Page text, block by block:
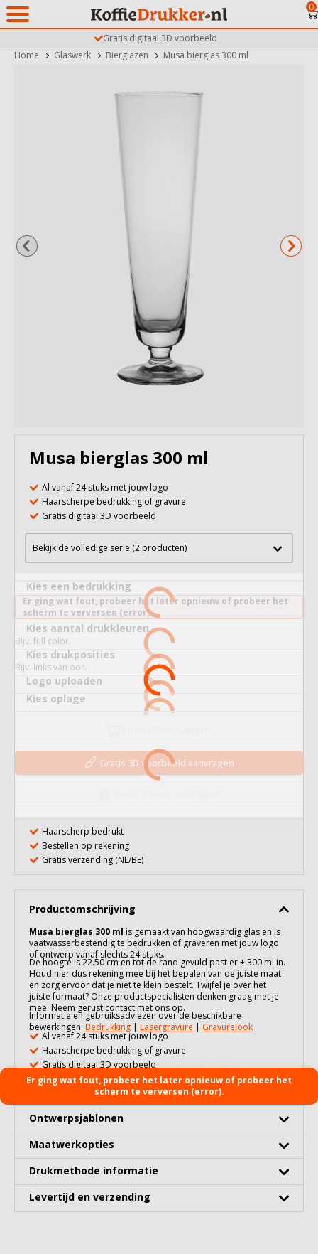
Gratis digitaal 3D voorbeeld
0
Home Glaswerk Bierglazen Musa bierglas 300 ml
Musa bierglas 300 ml
Al vanaf 24 stuks met jouw logo
Haarscherpe bedrukking of gravure
Gratis digitaal 3D voorbeeld
Bekijk de volledige serie (2 producten)
Kies een bedrukking
Er ging wat fout, probeer het later opnieuw of probeer het
scherm te verversen (error).
Kies aantal drukkleuren
Bijv. full color.
Kies drukposities
Bijv. links van oor.
Logo uploaden
Kies oplage
Gratis 3D voorbeeld aanvragen
Haarscherp bedrukt
Bestellen op rekening
Gratis verzending (NL/BE)
Productomschrijving
Musa bierglas 300 ml is gemaakt van hoogwaardig glas en is
vaatwasserbestendig te bedrukken of graveren met jouw logo
of ontwerp vanaf slechts 24 stuks.
De hoogte is 22.50 cm en tot de rand gevuld past er ± 300 ml in.
Houd hier dus rekening mee bij het bepalen van de juiste maat
en zorg ervoor dat je niet te klein bestelt. Twijfel je over het
juiste formaat? Onze productspecialisten denken graag met je
mee. Neem gerust contact met ons op.
Informatie en gebruiksadviezen over de beschikbare
bewerkingen: Bedrukking | Lasergravure | Gravurelook
Al vanaf 24 stuks met jouw logo
Haarscherpe bedrukking of gravure
Gratis digitaal 3D voorbeeld
Uitgebreide specificaties
Ontwerpsjablonen
Maatwerkopties
Drukmethode informatie
Levertijd en verzending
Er ging wat fout, probeer het later opnieuw of probeer het
scherm te verversen (error).